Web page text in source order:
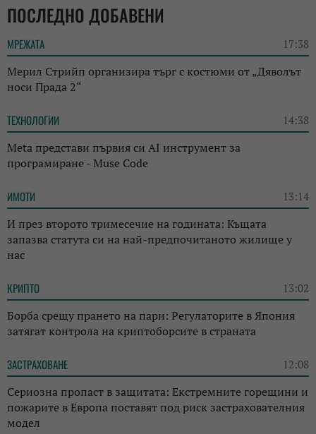
ПОСЛЕДНО ДОБАВЕНИ
МРЕЖАТА 17:38
Мерил Стрийп организира търг с костюми от „Дяволът
носи Прада 2“
ТЕХНОЛОГИИ 14:38
Meta представи първия си AI инструмент за
програмиране - Muse Code
ИМОТИ 13:14
И през второто тримесечие на годината: Къщата
запазва статута си на най-предпочитаното жилище у
нас
КРИПТО 13:02
Борба срещу прането на пари: Регулаторите в Япония
затягат контрола на криптоборсите в страната
ЗАСТРАХОВАНЕ 12:08
Сериозна пропаст в защитата: Екстремните горещини и
пожарите в Европа поставят под риск застрахователния
модел